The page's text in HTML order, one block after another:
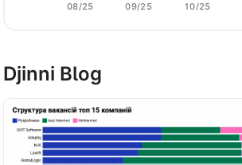
08/25 09/25 10/25
Djinni Blog